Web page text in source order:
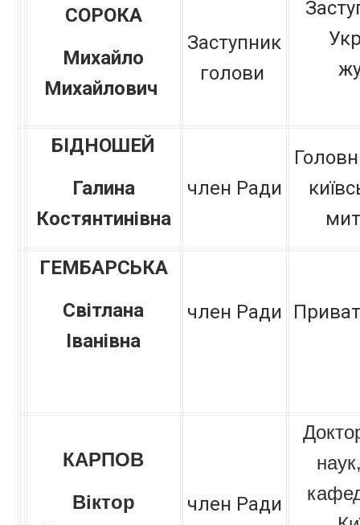
СОРОКА
Михайло
Михайлович
Заступник
голови
БІДНОШЕЙ
Галина
Костянтинівна
член Ради
ГЕМБАРСЬКА
Світлана
Іванівна
член Ради
КАРПОВ
Віктор
член Ради